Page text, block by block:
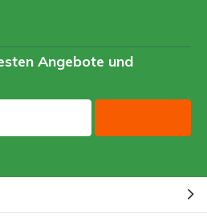
Angebote und